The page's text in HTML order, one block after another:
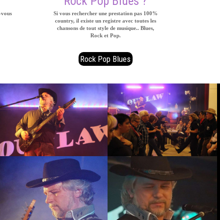
Si vous rechercher une prestation pas 100%
country, il existe un registre avec toutes les
chansons de tout style de musique.. Blues,
Rock et Pop.
Rock Pop Blues